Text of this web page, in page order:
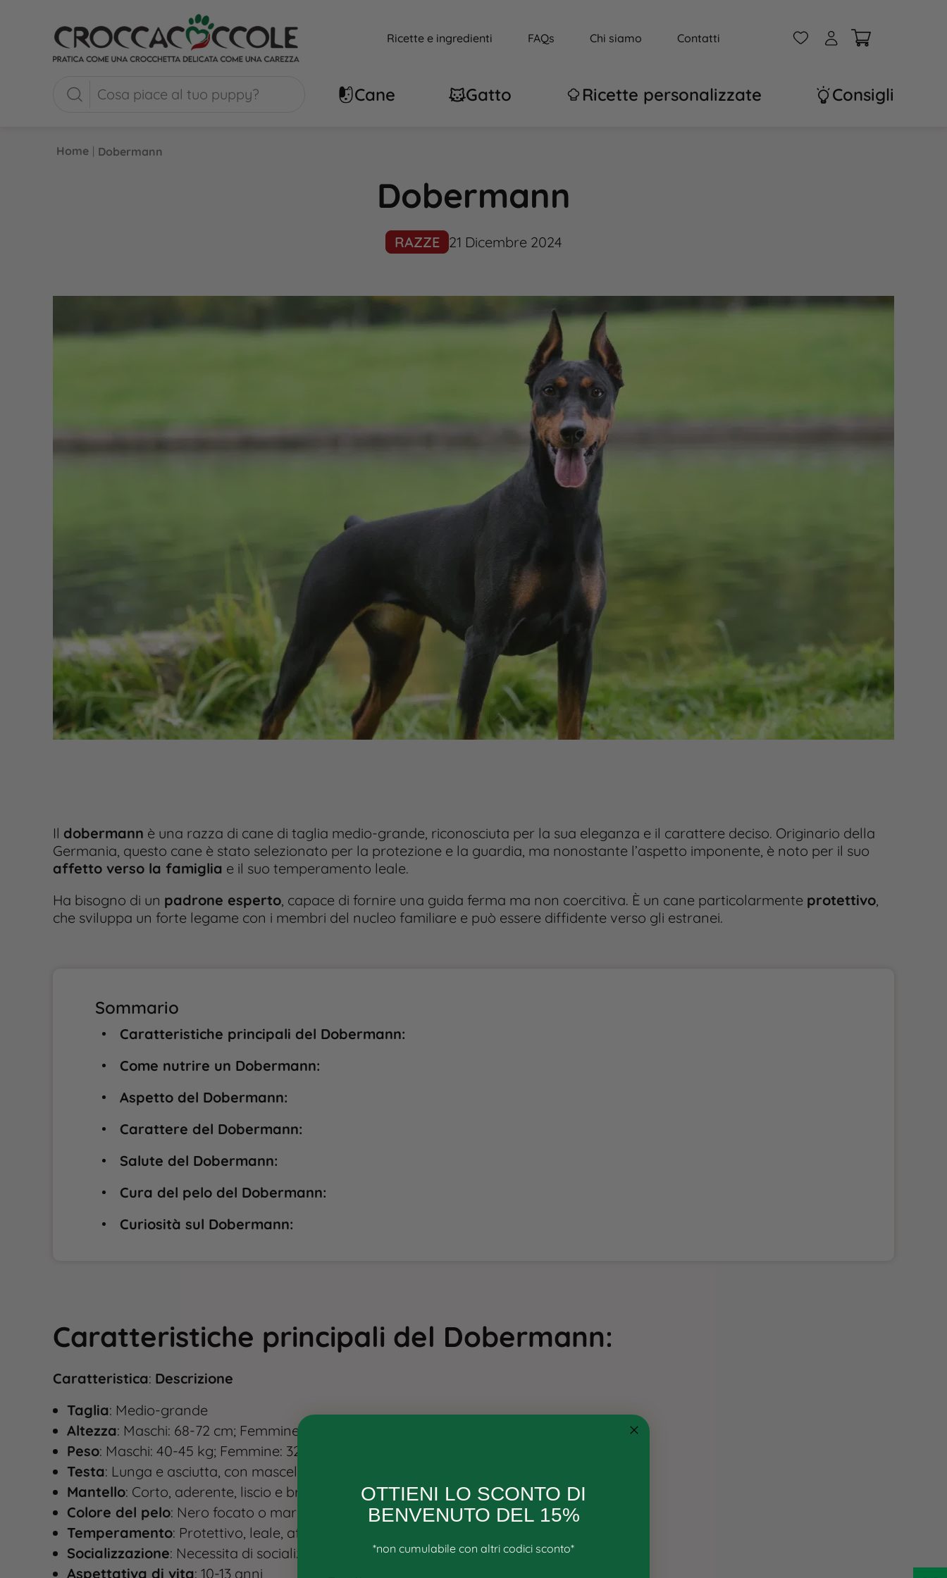
Ricette e ingredienti FAQs Chi siamo Contatti W A
Cane Gatto Ricette personalizzate Consigli
Home | Dobermann
Dobermann
RAZZE 21 Dicembre 2024
Il dobermann è una razza di cane di taglia medio-grande, riconosciuta per la sua eleganza e il carattere deciso. Originario della
Germania, questo cane è stato selezionato per la protezione e la guardia, ma nonostante l’aspetto imponente, è noto per il suo
affetto verso la famiglia e il suo temperamento leale.
Ha bisogno di un padrone esperto, capace di fornire una guida ferma ma non coercitiva. È un cane particolarmente protettivo,
che sviluppa un forte legame con i membri del nucleo familiare e può essere diffidente verso gli estranei.
Sommario
Caratteristiche principali del Dobermann:
Come nutrire un Dobermann:
Aspetto del Dobermann:
Carattere del Dobermann:
Salute del Dobermann:
Cura del pelo del Dobermann:
Curiosità sul Dobermann:
Caratteristiche principali del Dobermann:
Caratteristica: Descrizione
Taglia: Medio-grande
Altezza: Maschi: 68-72 cm; Femmine: 63-68 cm​
Peso: Maschi: 40-45 kg; Femmine: 32-35 kg
Testa: Lunga e asciutta, con mascella forte
Mantello: Corto, aderente, liscio e brillante
Colore del pelo: Nero focato o marrone focato
Temperamento: Protettivo, leale, affettuoso, diffidente con gli estranei
Socializzazione: Necessita di socializzazione precoce con persone e animali​
Aspettativa di vita: 10-13 anni​
OTTIENI LO SCONTO DI
BENVENUTO DEL 15%
*non cumulabile con altri codici sconto*